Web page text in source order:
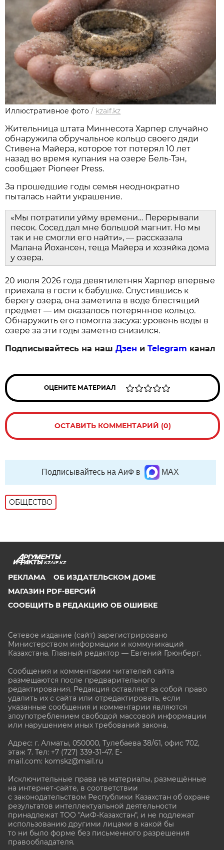
Иллюстративное фото / kzaif.kz
Жительница штата Миннесота Харпер случайно
обнаружила обручальное кольцо своего дяди
Стивена Майера, которое тот потерял 10 лет
назад во время купания на озере Бель-Тэн,
сообщает Pioneer Press.
За прошедшие годы семья неоднократно
пыталась найти украшение.
«Мы потратили уйму времени… Перерывали
песок. Сосед дал мне большой магнит. Но мы
так и не смогли его найти», — рассказала
Малана Йохансен, теща Майера и хозяйка дома
у озера.
20 июля 2026 года девятилетняя Харпер впервые
приехала в гости к бабушке. Спустившись к
берегу озера, она заметила в воде блестящий
предмет — им оказалось потерянное кольцо.
Обнаружить его помогла засуха: уровень воды в
озере за эти годы заметно снизился.
Подписывайтесь на нашДзен иTelegram канал
ОЦЕНИТЕ МАТЕРИАЛ
ОСТАВИТЬ КОММЕНТАРИЙ (0)
Подписывайтесь на АиФ в MAX
ОБЩЕСТВО
KZAIF.KZ
РЕКЛАМА
ОБ ИЗДАТЕЛЬСКОМ ДОМЕ
МАГАЗИН PDF-ВЕРСИЙ
СООБЩИТЬ В РЕДАКЦИЮ ОБ ОШИБКЕ
Сетевое издание (сайт) зарегистрировано
Министерством информации и коммуникаций
Казахстана. Главный редактор — Евгений Грюнберг.
Сообщения и комментарии читателей сайта
размещаются после предварительного
редактирования. Редакция оставляет за собой право
удалить их с сайта или отредактировать, если
указанные сообщения и комментарии являются
злоупотреблением свободой массовой информации
или нарушением иных требований закона.
Адрес: г. Алматы, 050000, Тулебаева 38/61, офис 702,
этаж 7. Тел: +7 (727) 339-31-47. E-
mail.com: komskz@mail.ru
Исключительные права на материалы, размещённые
на интернет-сайте, в соответствии
с законодательством Республики Казахстан об охране
результатов интеллектуальной деятельности
принадлежат ТОО "АиФ-Казахстан", и не подлежат
использованию другими лицами в какой бы
то ни было форме без письменного разрешения
правообладателя.